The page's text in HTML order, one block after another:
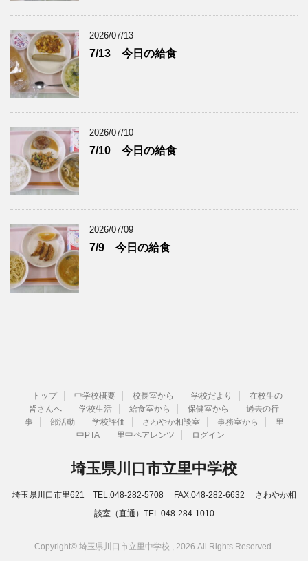
2026/07/13
7/13 今日の給食
2026/07/10
7/10 今日の給食
2026/07/09
7/9 今日の給食
トップ 中学校概要 校長室から 学校だより
在校生の
皆さんへ
学校生活 給食室から 保健室から
過去の行
事
部活動 学校評価 さわやか相談室 事務室から
里
中PTA
里中ペアレンツ ログイン
埼玉県川口市立里中学校
埼玉県川口市里621 TEL.048-282-5708 FAX.048-282-6632 さわやか相
談室（直通）TEL.048-284-1010
Copyright© 埼玉県川口市立里中学校 , 2026 All Rights Reserved.